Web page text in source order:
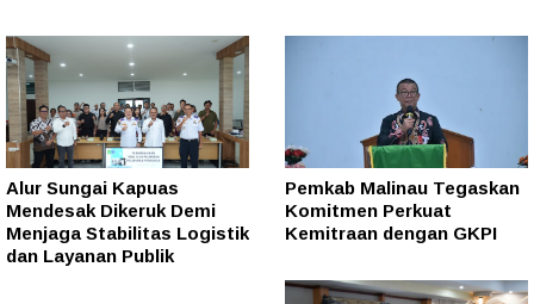
Alur Sungai Kapuas
Mendesak Dikeruk Demi
Menjaga Stabilitas Logistik
dan Layanan Publik
Pemkab Malinau Tegaskan
Komitmen Perkuat
Kemitraan dengan GKPI